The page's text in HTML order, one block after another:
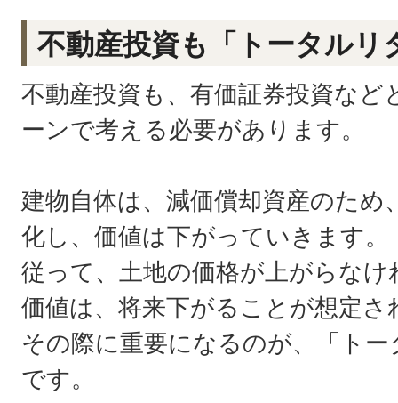
不動産投資も「トータルリ
不動産投資も、有価証券投資な
ーンで考える必要があります。
建物自体は、減価償却資産のため
化し、価値は下がっていきます。
従って、土地の価格が上がらな
価値は、将来下がることが想定さ
その際に重要になるのが、「ト
です。